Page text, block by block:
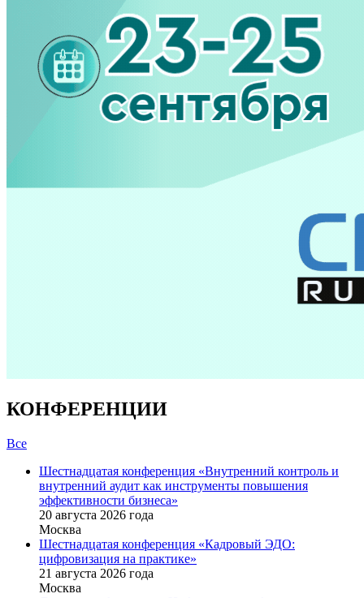
КОНФЕРЕНЦИИ
Все
Шестнадцатая конференция «Внутренний контроль и
внутренний аудит как инструменты повышения
эффективности бизнеса»
20 августа 2026 года
Москва
Шестнадцатая конференция «Кадровый ЭДО:
цифровизация на практике»
21 августа 2026 года
Москва